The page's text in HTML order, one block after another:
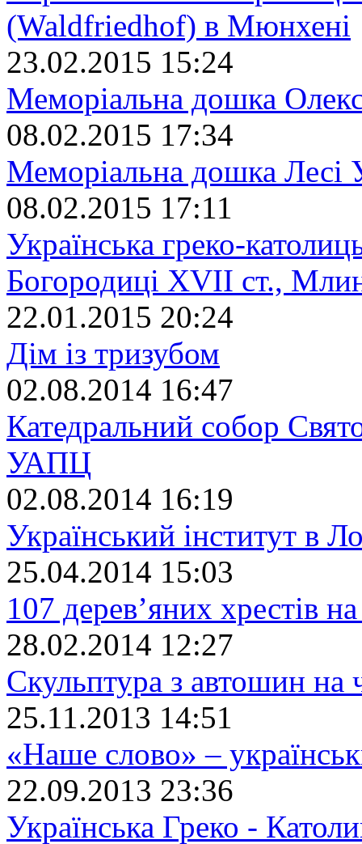
(Waldfriedhof) в Мюнхені
23.02.2015 15:24
Меморіальна дошка
08.02.2015 17:34
Меморіальна дошка Лесі
08.02.2015 17:11
Українська греко-
Богородиці XVII ст.,
22.01.2015 20:24
Дім із тризубом
02.08.2014 16:47
Катедральний собор
УАПЦ
02.08.2014 16:19
Український інститут в
25.04.2014 15:03
107 дерев’яних хрестів
28.02.2014 12:27
Скульптура з автошин на
25.11.2013 14:51
«Наше слово» –
22.09.2013 23:36
Українська Греко -